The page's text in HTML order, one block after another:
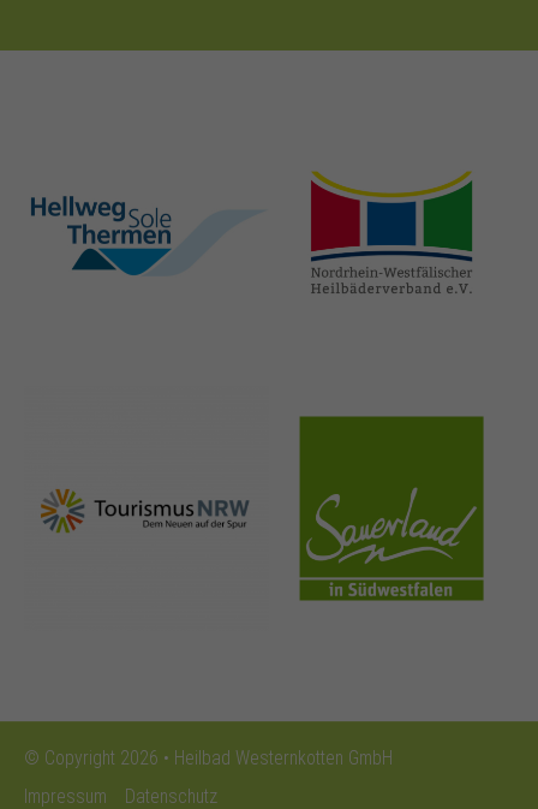
hellweg-sole-
thermen.de
heilbaeder.de
nrw-
tourismus.de
sauerland.co
m
© Copyright 2026 • Heilbad Westernkotten GmbH
Impressum
Datenschutz